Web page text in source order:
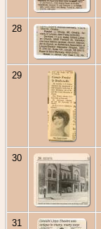
28
29
30
31